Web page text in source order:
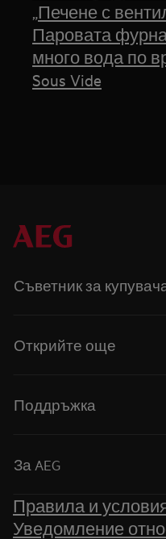
„Печене с
Паровата
много вода по
Sous Vide
Съветник за
Открийте още
Поддръжка
За AEG
Правила и
Уведомление